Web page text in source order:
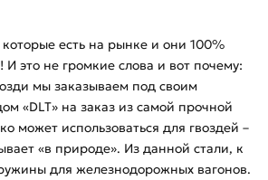
есть на рынке и они 100%
И это не громкие слова и вот почему:
мы заказываем под своим
«DLT» на заказ из самой прочной
может использоваться для гвоздей –
«в природе». Из данной стали, к
для железнодорожных вагонов.